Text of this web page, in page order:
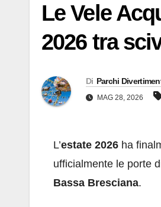
Le Vele
2026 tra
Di Parchi
MAG 28, 2026
L’estate 2026 ha
ufficialmente le porte
Bassa Bresciana.